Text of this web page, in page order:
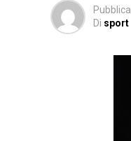
Di sport